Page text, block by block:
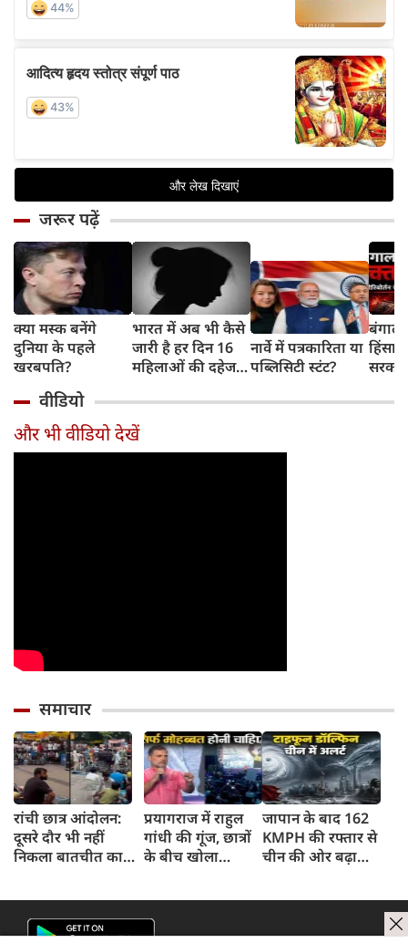
जरूर पढ़ें
क्या मस्क बनेंगे
दुनिया के पहले
खरबपति?
भारत में अब भी कैसे
जारी है हर दिन 16
महिलाओं की दहेज
नार्वे में पत्रकारिता या
पब्लिसिटी स्टंट?
बंगाल
हिंसा
वीडियो
और भी वीडियो देखें
समाचार
रांची छात्र आंदोलन:
दूसरे दौर भी नहीं
निकला बातचीत का
अनशन का ऐलान
प्रयागराज में राहुल
गांधी की गूंज, छात्रों
के बीच खोला
जापान के बाद 162
KMPH की रफ्तार से
चीन की ओर बढ़ा